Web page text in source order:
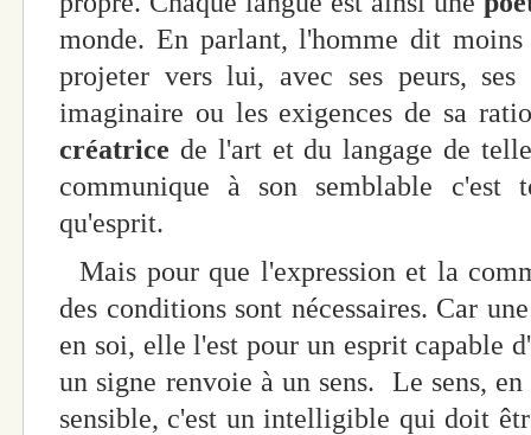
monde. En parlant, l'homme dit
projeter vers lui, avec ses peurs, ses
imaginaire ou les exigences de sa
créatrice de l'art et du langage de
communique à son semblable c'est
qu'esprit.
Mais pour que l'expression et la
des conditions sont nécessaires. Car
en soi, elle l'est pour un esprit capable
un signe renvoie à un sens. Le sens,
sensible, c'est un intelligible qui doit